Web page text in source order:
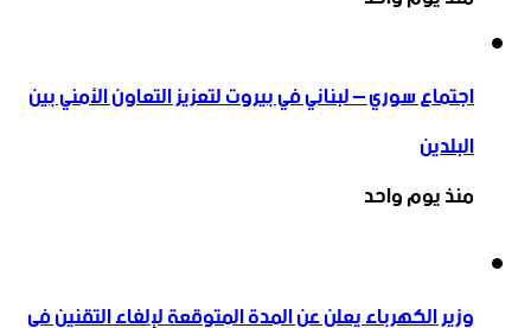
اجتماع سوري – لبناني في بيروت لتعزيز التعاون ‏الأمني ‏بين
البلدين
منذ يوم واحد
وزير الكهرباء يعلن عن المدة المتوقعة لإلغاء التقنين في